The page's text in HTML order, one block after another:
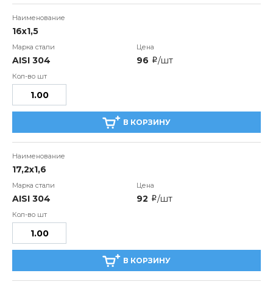
16х1,5
AISI 304 96 i/шт
В КОРЗИНУ
17,2х1,6
AISI 304 92 i/шт
В КОРЗИНУ